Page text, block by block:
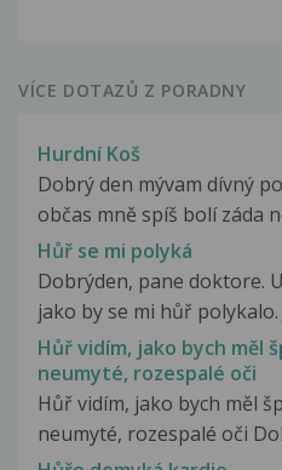
VÍCE DOTAZŮ Z PORADNY
Hurdní Koš
Dobrý den mývam dívný
občas mně spíš bolí záda
Hůř se mi polyká
Dobrýden, pane doktore.
jako by se mi hůř polykalo.
Hůř vidím, jako bych měl
neumyté, rozespalé oči
Hůř vidím, jako bych měl
neumyté, rozespalé oči